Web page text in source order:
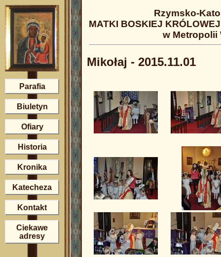
Parafia
Biuletyn
Ofiary
Historia
Kronika
Katecheza
Kontakt
Ciekawe
adresy
Rzymsko-
MATKI BOSKIEJ
w Metropolii
Mikołaj - 2015.11.01